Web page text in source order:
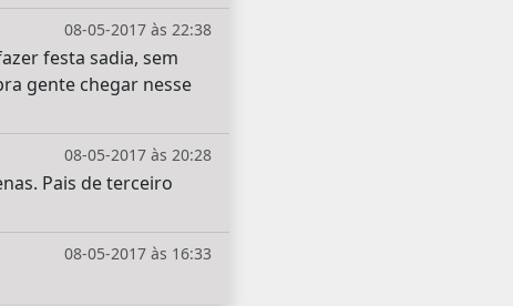
08-05-2017 às 22:38
festa sadia, sem
gente chegar nesse
08-05-2017 às 20:28
Pais de terceiro
08-05-2017 às 16:33